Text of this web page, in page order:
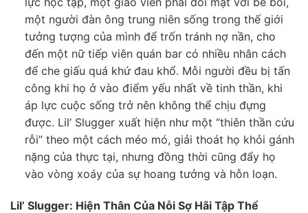
một người đàn ông trung niên sống trong thế giới
tưởng tượng của mình để trốn tránh nợ nần, cho
đến một nữ tiếp viên quán bar có nhiều nhân cách
để che giấu quá khứ đau khổ. Mỗi người đều bị tấn
công khi họ ở vào điểm yếu nhất về tinh thần, khi
áp lực cuộc sống trở nên không thể chịu đựng
được. Lil’ Slugger xuất hiện như một “thiên thần cứu
rỗi” theo một cách méo mó, giải thoát họ khỏi gánh
nặng của thực tại, nhưng đồng thời cũng đẩy họ
vào vòng xoáy của sự hoang tưởng và hỗn loạn.
Lil’ Slugger: Hiện Thân Của Nỗi Sợ Hãi Tập Thể